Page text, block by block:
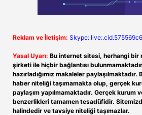
Reklam ve İletişim: Skype:
Yasal Uyarı: Bu internet sitesi, herhangi bir
şirketi ile hiçbir bağlantısı
hazırladığımız makaleler
haber niteliği taşımamakta olup, gerçek
paylaşım yapılmamaktadır. Gerçek kurum
benzerlikleri tamamen tesadüfidir.
halindedir ve tavsiye niteliği taşımazlar.